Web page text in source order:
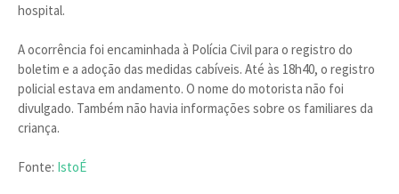
hospital.
A ocorrência foi encaminhada à Polícia Civil para o registro do
boletim e a adoção das medidas cabíveis. Até às 18h40, o registro
policial estava em andamento. O nome do motorista não foi
divulgado. Também não havia informações sobre os familiares da
criança.
Fonte: IstoÉ